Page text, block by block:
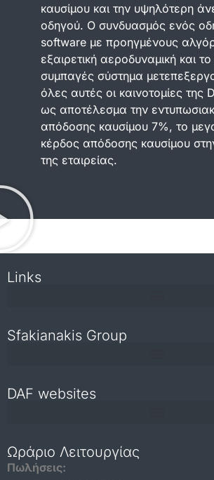
καυσίμου και την υψηλότερη
οδηγού. O συνδυασμός ενός
software με προηγμένους
εξαιρετική αεροδυναμική και
συμπαγές σύστημα
όλες αυτές οι καινοτομίες της
ως αποτέλεσμα την
απόδοσης καυσίμου 7%, το
κέρδος απόδοσης καυσίμου
της εταιρείας.
Links
Sfakianakis Group
DAF websites
Ωράριο Λειτουργίας
Πωλήσεις: